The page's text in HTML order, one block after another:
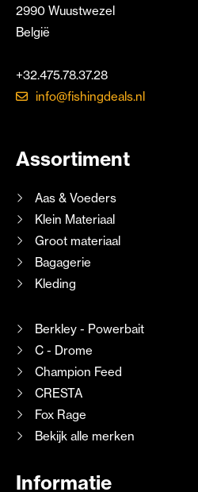
2990 Wuustwezel
België
+32.475.78.37.28
info@fishingdeals.nl
Assortiment
Aas & Voeders
Klein Materiaal
Groot materiaal
Bagagerie
Kleding
Berkley - Powerbait
C - Drome
Champion Feed
CRESTA
Fox Rage
Bekijk alle merken
Informatie